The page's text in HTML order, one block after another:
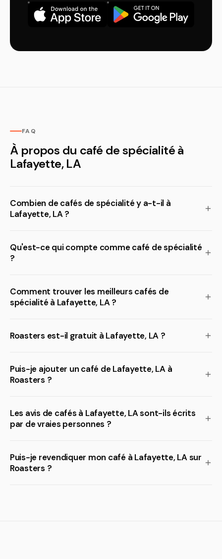
FAQ
À propos du café de spécialité à
Lafayette, LA
Combien de cafés de spécialité y a-t-il à
Lafayette, LA ?
Qu'est-ce qui compte comme café de spécialité
?
Comment trouver les meilleurs cafés de
spécialité à Lafayette, LA ?
Roasters est-il gratuit à Lafayette, LA ?
Puis-je ajouter un café de Lafayette, LA à
Roasters ?
Les avis de cafés à Lafayette, LA sont-ils écrits
par de vraies personnes ?
Puis-je revendiquer mon café à Lafayette, LA sur
Roasters ?